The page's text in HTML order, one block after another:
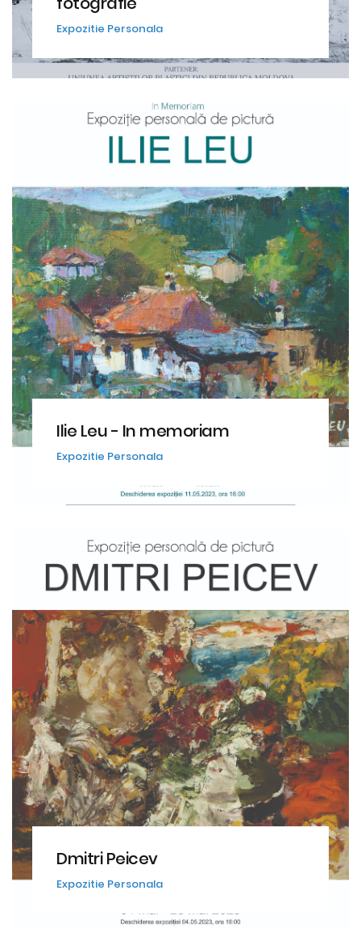
Expozitie Personala
Ilie Leu - In memoriam
Expozitie Personala
Dmitri Peicev
Expozitie Personala